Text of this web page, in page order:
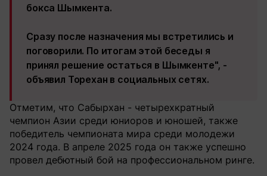
бокса Шымкента.
Сразу после назначения мы встретились и
поговорили. По итогам этой беседы я
принял решение остаться в Шымкенте", -
объявил Торехан в социальных сетях.
Отметим, что Сабырхан - четырехкратный
чемпион Азии среди юниоров и юношей, также
победитель чемпионата мира среди молодежи
2024 года. В апреле 2025 года он также успешно
провел дебютный бой на профессиональном ринге.